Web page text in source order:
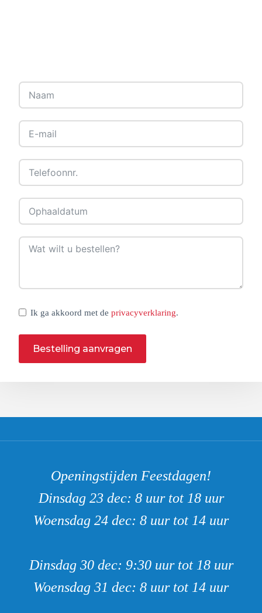
Ik ga akkoord met de privacyverklaring.
Bestelling aanvragen
Openingstijden Feestdagen!
Dinsdag 23 dec: 8 uur tot 18 uur
Woensdag 24 dec: 8 uur tot 14 uur
Dinsdag 30 dec: 9:30 uur tot 18 uur
Woensdag 31 dec: 8 uur tot 14 uur